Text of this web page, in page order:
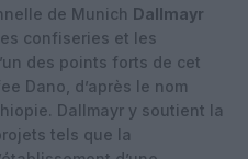
de Munich Dallmayr
confiseries et les
des points forts de cet
Dano, d’après le nom
Dallmayr y soutient la
tels que la